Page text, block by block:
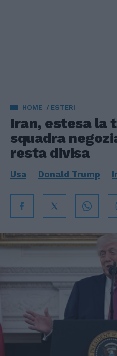
HOME ESTERI
Iran, estesa la
squadra
resta divisa
Usa Donald Trump